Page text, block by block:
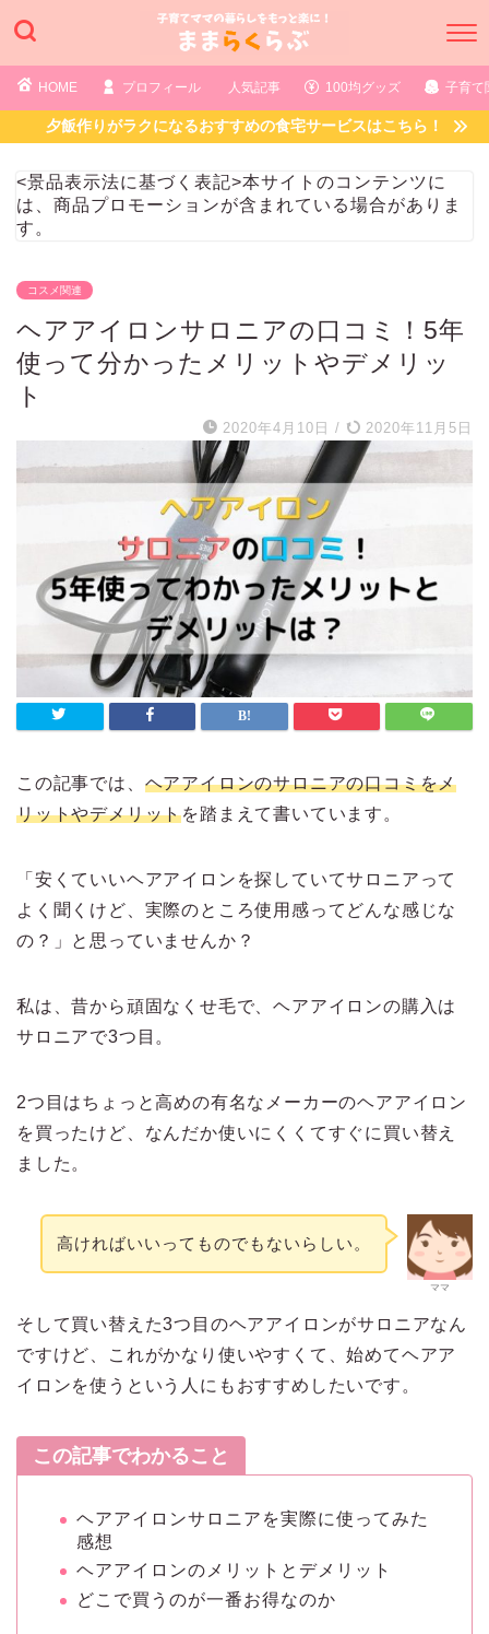
HOME プロフィール 人気記事 100均グッズ 子育て
夕飯作りがラクになるおすすめの食宅サービスはこちら！
<景品表示法に基づく表記>本サイトのコンテンツに
は、商品プロモーションが含まれている場合がありま
す。
コスメ関連
ヘアアイロンサロニアの口コミ！5年
使って分かったメリットやデメリッ
ト
2020年4月10日 / 2020年11月5日
この記事では、 ヘアアイロンのサロニアの口コミをメ
リットやデメリットを踏まえて書いています。
「安くていいヘアアイロンを探していてサロニアって
よく聞くけど、実際のところ使用感ってどんな感じな
の？」と思っていませんか？
私は、昔から頑固なくせ毛で、ヘアアイロンの購入は
サロニアで3つ目。
2つ目はちょっと高めの有名なメーカーのヘアアイロン
を買ったけど、なんだか使いにくくてすぐに買い替え
ました。
ママ
高ければいいってものでもないらしい。
そして買い替えた3つ目のヘアアイロンがサロニアなん
ですけど、これがかなり使いやすくて、始めてヘアア
イロンを使うという人にもおすすめしたいです。
この記事でわかること
ヘアアイロンサロニアを実際に使ってみた
感想
ヘアアイロンのメリットとデメリット
どこで買うのが一番お得なのか